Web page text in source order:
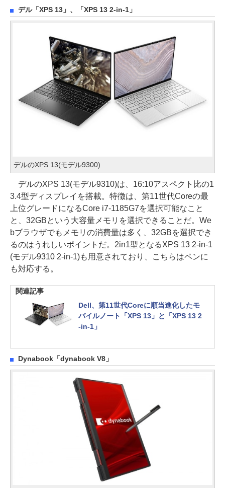
デル「XPS 13」、「XPS 13 2-in-1」
デルのXPS 13(モデル9300)
デルのXPS 13(モデル9310)は、16:10アスペクト比の1
3.4型ディスプレイを搭載。特徴は、第11世代Coreの最
上位グレードになるCore i7-1185G7を選択可能なこと
と、32GBという大容量メモリを選択できることだ。We
bブラウザでもメモリの消費量は多く、32GBを選択でき
るのはうれしいポイントだ。2in1型となるXPS 13 2-in-1
(モデル9310 2-in-1)も用意されており、こちらはペンに
も対応する。
関連記事
Dell、第11世代Coreに順当進化したモ
バイルノート「XPS 13」と「XPS 13 2
-in-1」
Dynabook「dynabook V8」